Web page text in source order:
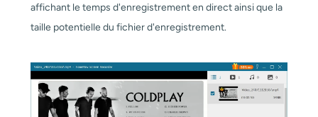
affichant le temps d'enregistrement en direct ainsi que la
taille potentielle du fichier d'enregistrement.